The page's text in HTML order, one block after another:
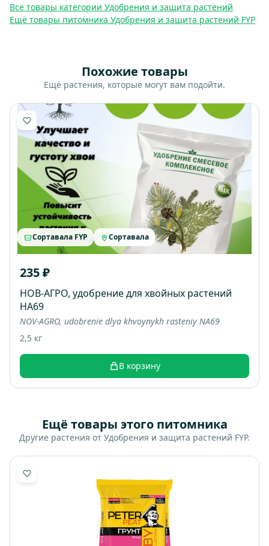
Все товары категории Удобрения и защита растений
Ещё товары питомника Удобрения и защита растений FYP
Похожие товары
Ещё растения, которые могут вам подойти.
Сортавала FYP Сортавала
235 ₽
НОВ-АГРО, удобрение для хвойных растений
НА69
NOV-AGRO, udobrenie dlya khvoynykh rasteniy NA69
2,5 кг
В корзину
Ещё товары этого питомника
Другие растения от Удобрения и защита растений FYP.